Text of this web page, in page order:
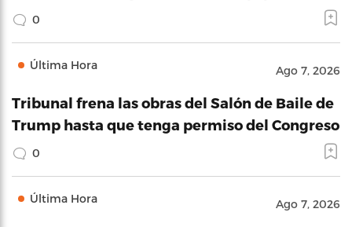
0
Última Hora Ago 7, 2026
Tribunal frena las obras del Salón de Baile de
Trump hasta que tenga permiso del Congreso
0
Última Hora Ago 7, 2026